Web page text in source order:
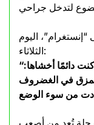
اليوم
الثلاثاء:
“بحزن كبير، أعلن أنني أصبت بإصابة كنت دائمًا أخشاها:
تمزق في الغضروف